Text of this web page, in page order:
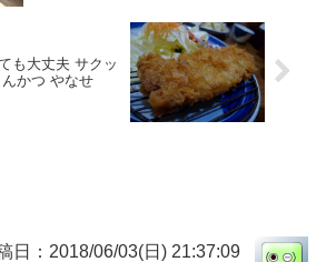
も大丈夫 サクッ
かつ やなせ
日：2018/06/03(日) 21:37:09